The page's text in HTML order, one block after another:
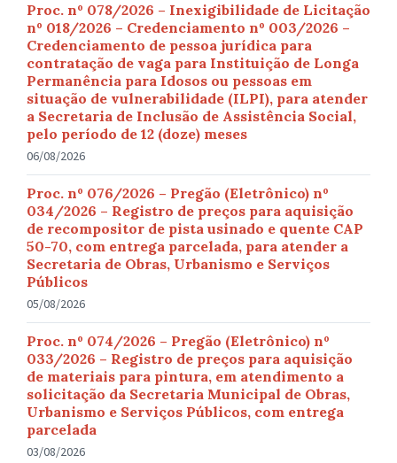
Proc. nº 078/2026 – Inexigibilidade de Licitação
nº 018/2026 – Credenciamento nº 003/2026 –
Credenciamento de pessoa jurídica para
contratação de vaga para Instituição de Longa
Permanência para Idosos ou pessoas em
situação de vulnerabilidade (ILPI), para atender
a Secretaria de Inclusão de Assistência Social,
pelo período de 12 (doze) meses
06/08/2026
Proc. nº 076/2026 – Pregão (Eletrônico) nº
034/2026 – Registro de preços para aquisição
de recompositor de pista usinado e quente CAP
50-70, com entrega parcelada, para atender a
Secretaria de Obras, Urbanismo e Serviços
Públicos
05/08/2026
Proc. nº 074/2026 – Pregão (Eletrônico) nº
033/2026 – Registro de preços para aquisição
de materiais para pintura, em atendimento a
solicitação da Secretaria Municipal de Obras,
Urbanismo e Serviços Públicos, com entrega
parcelada
03/08/2026